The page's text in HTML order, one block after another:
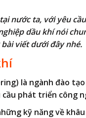
nước ta, với yêu
dầu khí nói
viết dưới đây nhé.
là ngành đào
phát triển công
kỹ năng về